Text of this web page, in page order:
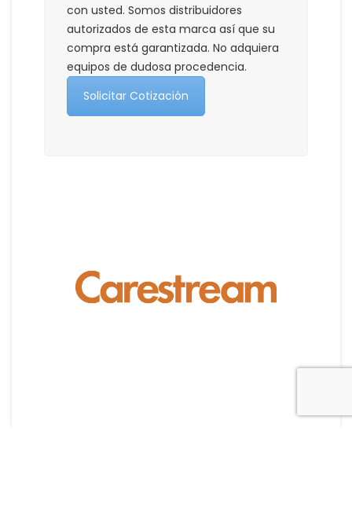
con usted. Somos distribuidores
autorizados de esta marca así que su
compra está garantizada. No adquiera
equipos de dudosa procedencia.
Solicitar Cotización